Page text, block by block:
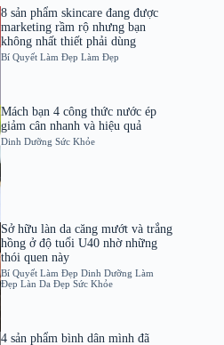
8 sản phẩm skincare đang được
marketing rầm rộ nhưng bạn
không nhất thiết phải dùng
Bí Quyết Làm Đẹp Làm Đẹp
Mách bạn 4 công thức nước ép
giảm cân nhanh và hiệu quả
Dinh Dưỡng Sức Khỏe
Sở hữu làn da căng mướt và trắng
hồng ở độ tuổi U40 nhờ những
thói quen này
Bí Quyết Làm Đẹp Dinh Dưỡng Làm
Đẹp Làn Da Đẹp Sức Khỏe
4 sản phẩm bình dân mình đã